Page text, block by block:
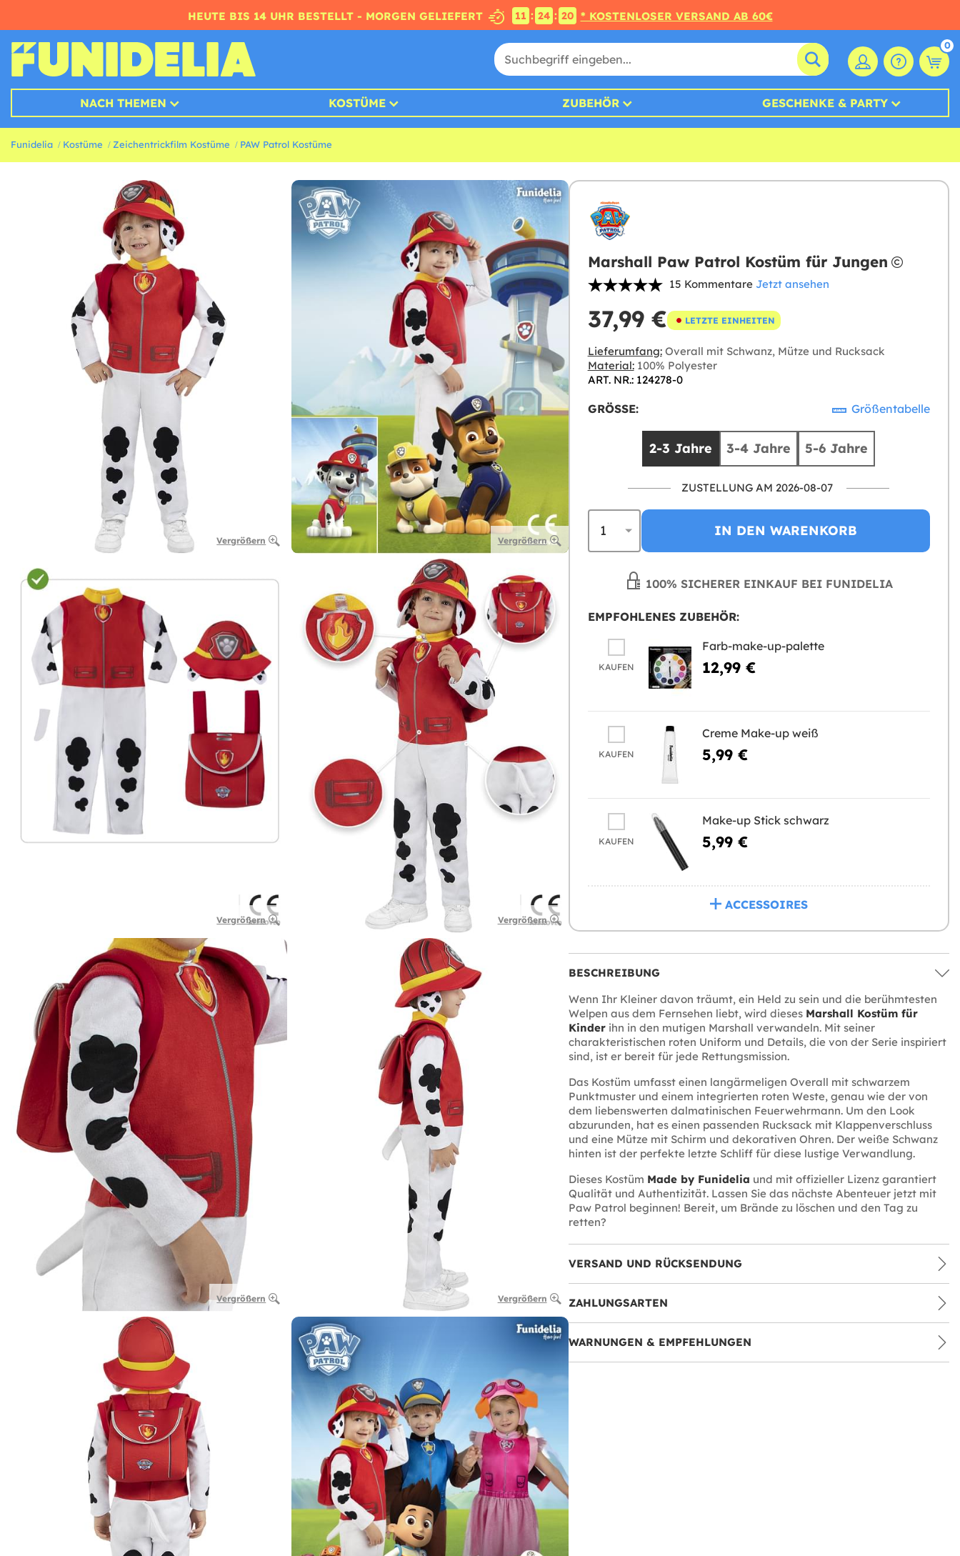
HEUTE BIS 14 UHR BESTELLT - MORGEN GELIEFERT 11 : 24 : 18 * KOSTENLOSER VERSAND AB 60€
0
NACH THEMEN KOSTÜME ZUBEHÖR GESCHENKE & PARTY
Funidelia Kostüme Zeichentrickfilm Kostüme PAW Patrol Kostüme
Vergrößern Vergrößern
Vergrößern Vergrößern
Vergrößern Vergrößern
Marshall Paw Patrol Kostüm für Jungen
15 Kommentare Jetzt ansehen
37,99 € LETZTE EINHEITEN
Lieferumfang:Overall mit Schwanz, Mütze und Rucksack
Material:100% Polyester
ART. NR.: 124278-0
GRÖSSE: Größentabelle
2-3 Jahre 3-4 Jahre 5-6 Jahre
ZUSTELLUNG AM 2026-08-07
IN DEN WARENKORB
100% SICHERER EINKAUF BEI FUNIDELIA
EMPFOHLENES ZUBEHÖR:
KAUFEN
Farb-make-up-palette
12,99 €
KAUFEN
Creme Make-up weiß
5,99 €
KAUFEN
Make-up Stick schwarz
5,99 €
ACCESSOIRES
BESCHREIBUNG
Wenn Ihr Kleiner davon träumt, ein Held zu sein und die berühmtesten
Welpen aus dem Fernsehen liebt, wird dieses Marshall Kostüm für
Kinderihn in den mutigen Marshall verwandeln. Mit seiner
charakteristischen roten Uniform und Details, die von der Serie inspiriert
sind, ist er bereit für jede Rettungsmission.
Das Kostüm umfasst einen langärmeligen Overall mit schwarzem
Punktmuster und einem integrierten roten Weste, genau wie der von
dem liebenswerten dalmatinischen Feuerwehrmann. Um den Look
abzurunden, hat es einen passenden Rucksack mit Klappenverschluss
und eine Mütze mit Schirm und dekorativen Ohren. Der weiße Schwanz
hinten ist der perfekte letzte Schliff für diese lustige Verwandlung.
Dieses Kostüm Made by Funidelia und mit offizieller Lizenz garantiert
Qualität und Authentizität. Lassen Sie das nächste Abenteuer jetzt mit
Paw Patrol beginnen! Bereit, um Brände zu löschen und den Tag zu
retten?
VERSAND UND RÜCKSENDUNG
ZAHLUNGSARTEN
WARNUNGEN & EMPFEHLUNGEN